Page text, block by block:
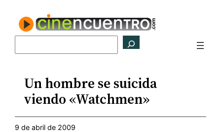
contenido
Un hombre se suicida
viendo «Watchmen»
9 de abril de 2009